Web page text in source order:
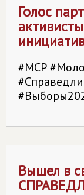
Голос
#МСР
Вышел в